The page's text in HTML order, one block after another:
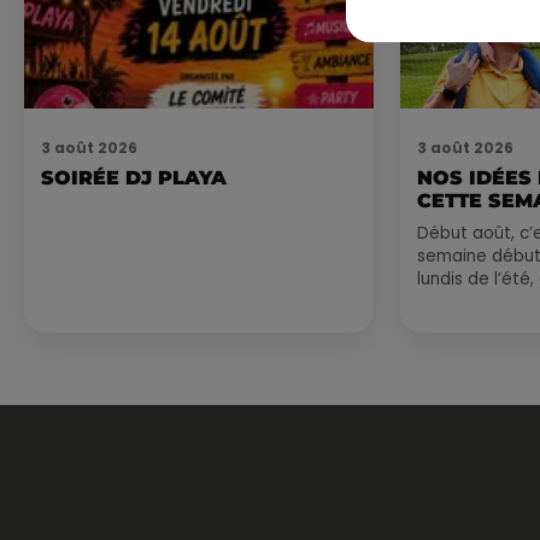
3 août 2026
SOIRÉE DJ PLAYA
3 août 2026
NOS IDÉES
CETTE
Début août,
semaine
lundis de